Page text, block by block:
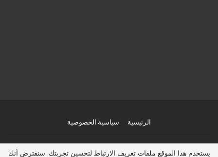
الرئيسية سياسية الخصوصية
© 2026 - عرب هجرة 2025، عقد عمل، تأشيرة امريكا، فيزا كندا مجانا، الهجرة الى
يستخدم هذا الموقع ملفات تعريف الارتباط لتحسين تجربتك. سنفترض أنك